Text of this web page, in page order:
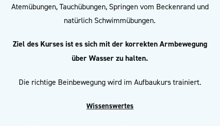
Atemübungen, Tauchübungen, Springen vom Beckenrand und
natürlich Schwimmübungen.
Ziel des Kurses ist es sich mit der korrekten Armbewegung
über Wasser zu halten.
Die richtige Beinbewegung wird im Aufbaukurs trainiert.
Wissenswertes